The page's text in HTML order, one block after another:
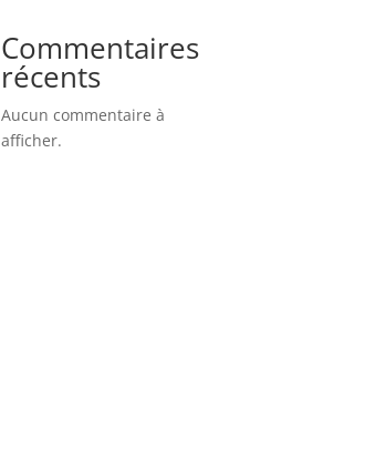
Commentaires
récents
Aucun commentaire à
afficher.